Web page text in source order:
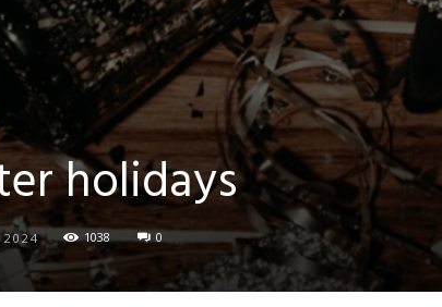
holidays
1038 0